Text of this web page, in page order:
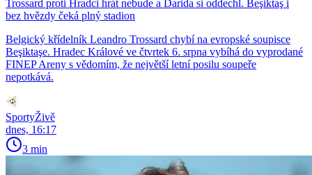
Trossard proti Hradci hrát nebude a Darida si oddechl. Beşiktaş i
bez hvězdy čeká plný stadion
Belgický křídelník Leandro Trossard chybí na evropské soupisce
Beşiktaşe. Hradec Králové ve čtvrtek 6. srpna vybíhá do vyprodané
FINEP Areny s vědomím, že největší letní posilu soupeře
nepotkává.
SportyŽivě
dnes, 16:17
3 min